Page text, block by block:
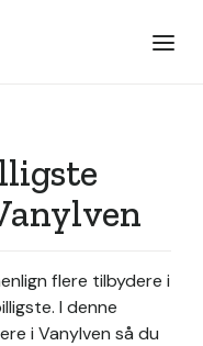
flere tilbydere i
I denne
i Vanylven så du